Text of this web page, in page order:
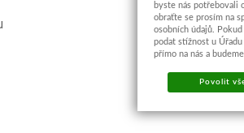
byste nás potřebovali
obraťte se prosím na
osobních údajů.
podat stížnost u
přímo na nás a
Povolit